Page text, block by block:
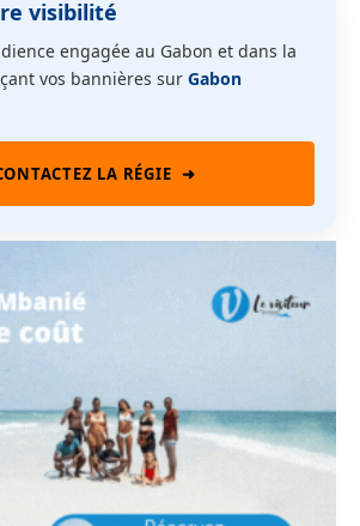
visibilité
engagée au Gabon et dans la
vos bannières sur Gabon
LA RÉGIE ➜